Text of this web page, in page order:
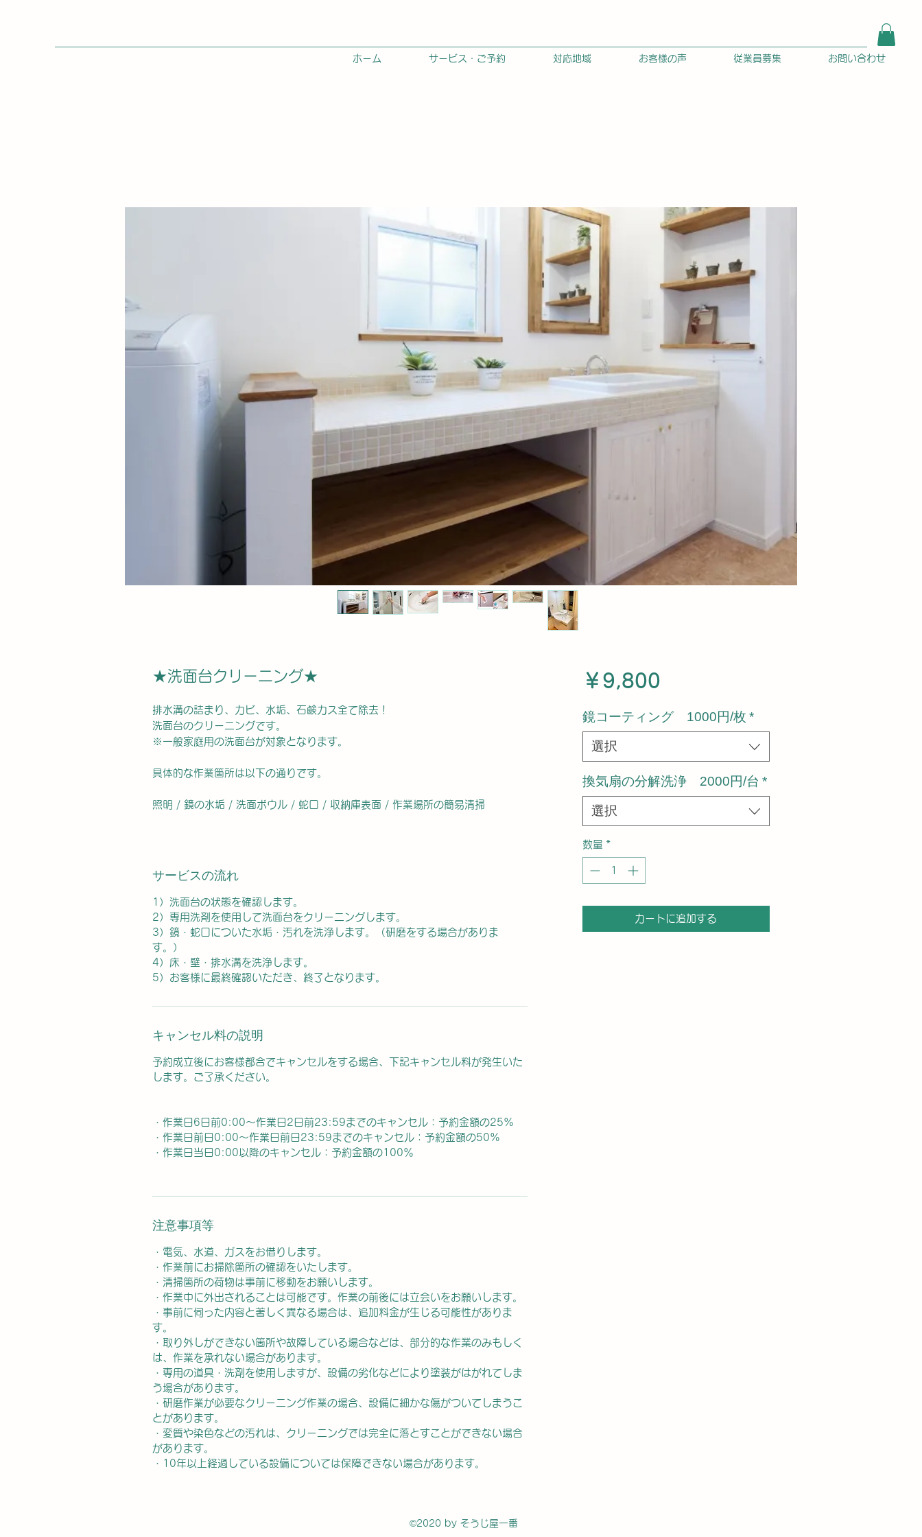
ホーム サービス・ご予約 対応地域 お客様の声 従業員募集 お問い合わせ
★洗面台クリーニング★
排水溝の詰まり、カビ、水垢、石鹸カス全て除去！
洗面台のクリーニングです。
※一般家庭用の洗面台が対象となります。
具体的な作業箇所は以下の通りです。
照明 / 鏡の水垢 / 洗面ボウル / 蛇口 / 収納庫表面 / 作業場所の簡易清掃
サービスの流れ
1）洗面台の状態を確認します。
2）専用洗剤を使用して洗面台をクリーニングします。
3）鏡・蛇口についた水垢・汚れを洗浄します。（研磨をする場合がありま
す。）
4）床・壁・排水溝を洗浄します。
5）お客様に最終確認いただき、終了となります。
キャンセル料の説明
予約成立後にお客様都合でキャンセルをする場合、下記キャンセル料が発生いた
します。ご了承ください。
・作業日6日前0:00～作業日2日前23:59までのキャンセル：予約金額の25%
・作業日前日0:00～作業日前日23:59までのキャンセル：予約金額の50%
・作業日当日0:00以降のキャンセル：予約金額の100％
注意事項等
・電気、水道、ガスをお借りします。
・作業前にお掃除箇所の確認をいたします。
・清掃箇所の荷物は事前に移動をお願いします。
・作業中に外出されることは可能です。作業の前後には立会いをお願いします。
・事前に伺った内容と著しく異なる場合は、追加料金が生じる可能性がありま
す。
・取り外しができない箇所や故障している場合などは、部分的な作業のみもしく
は、作業を承れない場合があります。
・専用の道具・洗剤を使用しますが、設備の劣化などにより塗装がはがれてしま
う場合があります。
・研磨作業が必要なクリーニング作業の場合、設備に細かな傷がついてしまうこ
とがあります。
・変質や染色などの汚れは、クリーニングでは完全に落とすことができない場合
があります。
・10年以上経過している設備については保障できない場合があります。
￥9,800価
格
鏡コーティング 1000円/枚 *
選択
換気扇の分解洗浄 2000円/台 *
選択
数量 *
カートに追加する
©2020 by そうじ屋一番